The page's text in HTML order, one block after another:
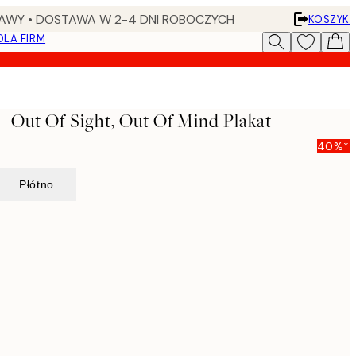
• DOSTAWA W 2-4 DNI ROBOCZYCH
KOSZYK
FIRM
Out Of Sight, Out Of Mind Plakat
40%*
Płótno